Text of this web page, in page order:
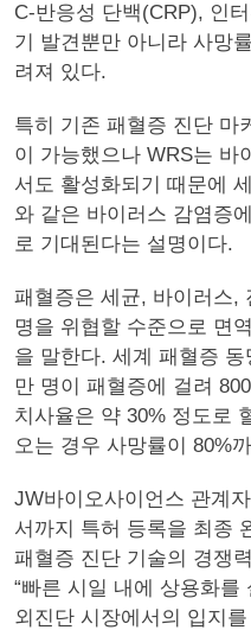
C-반응성 단백(CRP), 인
기 발견뿐만 아니라 사망
려져 있다.
특히 기존 패혈증 진단 마
이 가능했으나 WRS는 바
서도 활성화되기 때문에
와 같은 바이러스 감염증
로 기대된다는 설명이다.
패혈증은 세균, 바이러스,
명을 위협할 수준으로 면
을 말한다. 세계 패혈증
만 명이 패혈증에 걸려
치사율은 약 30% 정도로
오는 경우 사망률이 80%
JW바이오사이언스 관계
서까지 특허 등록을 최종
패혈증 진단 기술의 경쟁
“빠른 시일 내에 상용화를
외진단 시장에서의 입지